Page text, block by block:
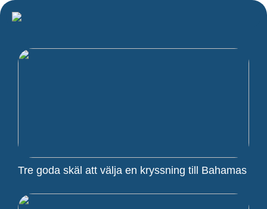
Tre goda skäl att välja en kryssning till Bahamas